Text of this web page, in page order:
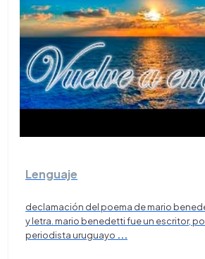
Lenguaje
declamación del poema de mario
y letra. mario benedetti fue un escritor,
periodista uruguayo ...